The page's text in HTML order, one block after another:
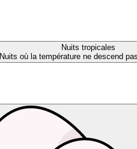
Nuits tropicales
Nuits où la température ne descend